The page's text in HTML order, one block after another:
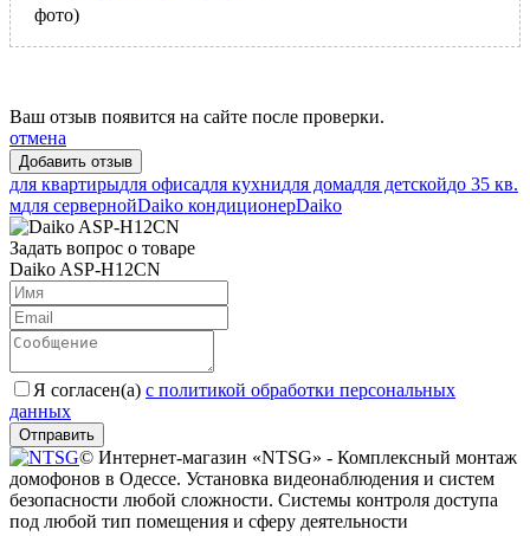
фото)
Ваш отзыв появится на сайте после проверки.
отмена
для квартирыдля офисадля кухнидля домадля детскойдо 35 кв.
мдля сервернойDaiko кондиционерDaiko
Задать вопрос о товаре
Daiko ASP-H12CN
Я согласен(a) с политикой обработки персональных
данных
Отправить
© Интернет-магазин «NTSG» - Комплексный монтаж
домофонов в Одессе. Установка видеонаблюдения и систем
безопасности любой сложности. Системы контроля доступа
под любой тип помещения и сферу деятельности